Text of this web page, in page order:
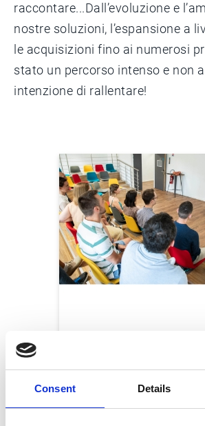
Consent Details
raccontare...Dall’evoluzione e
nostre soluzioni, l’espansione a
le acquisizioni fino ai numerosi
stato un percorso intenso e non
intenzione di rallentare!